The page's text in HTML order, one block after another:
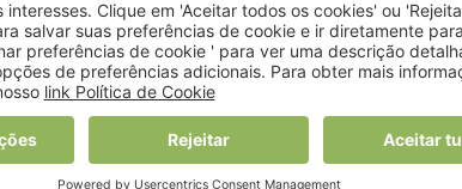
18 Novembro, 2020 10:11